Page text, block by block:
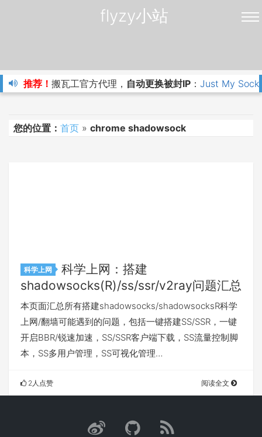
flyzy小站
推荐！ 搬瓦工官方代理， 自动更换被封IP ： Just My
您的位置： 首页 » chrome shadowsock
科学上网
科学上网：搭建
shadowsocks(R)/ss/ssr/v2ray问题汇总
本页面汇总所有搭建shadowsocks/shadowsocksR科学
上网/翻墙可能遇到的问题，包括一键搭建SS/SSR，一键
开启BBR/锐速加速，SS/SSR客户端下载，SS流量控制脚
本，SS多用户管理，SS可视化管理…
2人点赞 阅读全文